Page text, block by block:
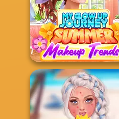
My Glow Up Journey
Summer Make...